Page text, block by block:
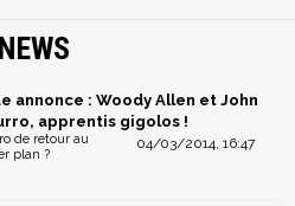
annonce : Woody Allen et John
apprentis gigolos !
04/03/2014, 16:47
de retour au
plan ?